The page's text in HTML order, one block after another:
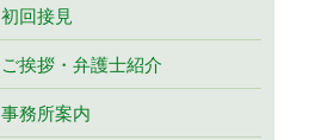
初回接見
ご挨拶・弁護士紹介
事務所案内